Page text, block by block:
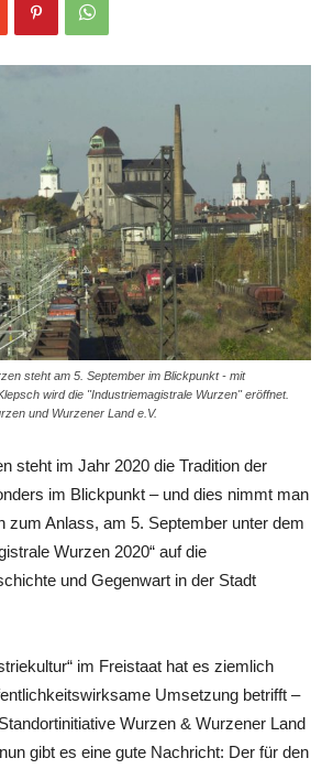
steht am 5. September im Blickpunkt - mit
wird die "Industriemagistrale Wurzen" eröffnet.
und Wurzener Land e.V.
steht im Jahr 2020 die Tradition der
im Blickpunkt – und dies nimmt man
zum Anlass, am 5. September unter dem
Wurzen 2020“ auf die
und Gegenwart in der Stadt
im Freistaat hat es ziemlich
Umsetzung betrifft –
Wurzen & Wurzener Land
gibt es eine gute Nachricht: Der für den